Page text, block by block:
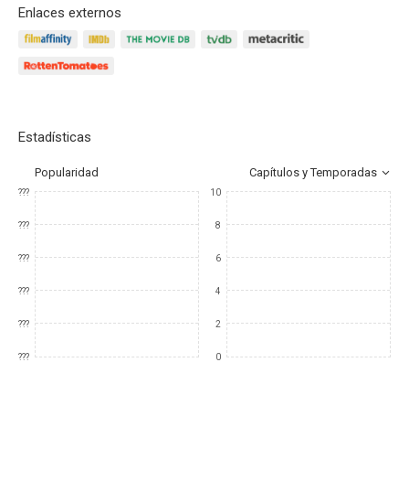
Enlaces externos
Estadísticas
Popularidad Capítulos y Temporadas
???
???
???
???
???
???
10
8
6
4
2
0